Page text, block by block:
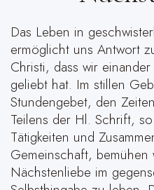
Das Leben in
ermöglicht uns Antwort
Christi, dass wir
geliebt hat. Im stillen
Stundengebet, den
Teilens der Hl. Schrift,
Tätigkeiten und
Gemeinschaft,
Nächstenliebe im